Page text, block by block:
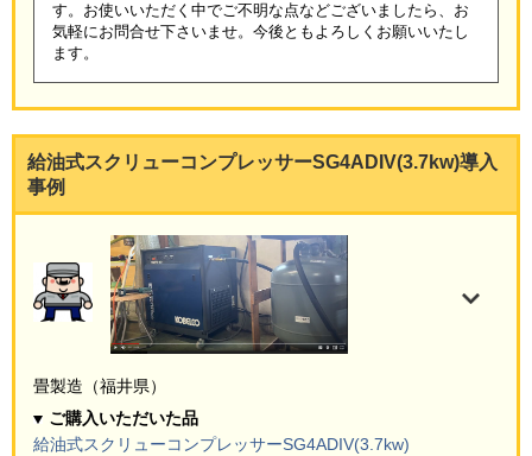
す。お使いいただく中でご不明な点などございましたら、お
気軽にお問合せ下さいませ。今後ともよろしくお願いいたし
ます。
給油式スクリューコンプレッサーSG4ADIV(3.7kw)導入
事例
畳製造（福井県）
ご購入いただいた品
給油式スクリューコンプレッサーSG4ADIV(3.7kw)